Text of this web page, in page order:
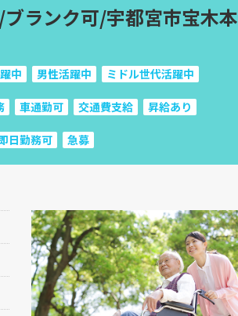
ランク可/宇都宮市宝木本
中 男性活躍中 ミドル世代活躍中
車通勤可 交通費支給 昇給あり
日勤務可 急募